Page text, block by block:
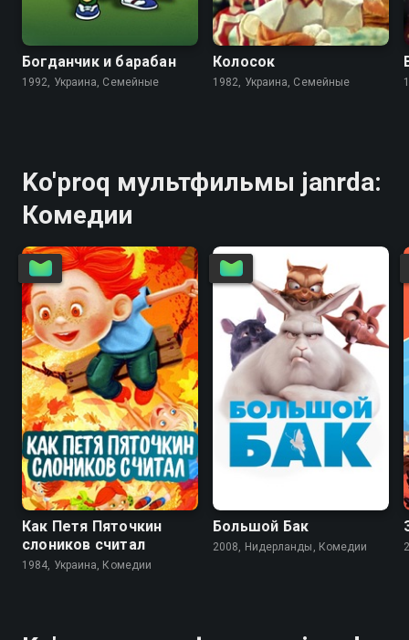
Богданчик и барабан
1992, Украина, Семейные
6.1 7.1
Колосок
1982, Украина, Семейные
Ko'proq мультфильмы janrda:
Комедии
7.8 8.0
Как Петя Пяточкин
слоников считал
1984, Украина, Комедии
Большой Бак
2008, Нидерланды, Комедии